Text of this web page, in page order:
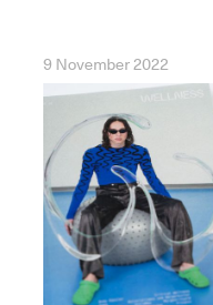
9 November 2022